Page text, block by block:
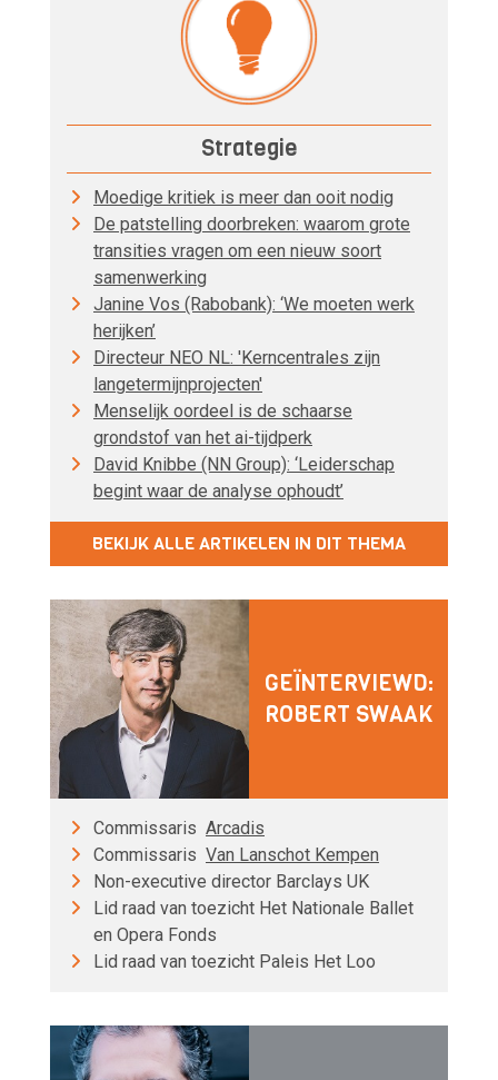
Strategie
Moedige kritiek is meer dan ooit nodig
De patstelling doorbreken: waarom grote
transities vragen om een nieuw soort
samenwerking
Janine Vos (Rabobank): ‘We moeten werk
herijken’
Directeur NEO NL: 'Kerncentrales zijn
langetermijnprojecten'
Menselijk oordeel is de schaarse
grondstof van het ai-tijdperk
David Knibbe (NN Group): ‘Leiderschap
begint waar de analyse ophoudt’
BEKIJK ALLE ARTIKELEN IN DIT THEMA
GEÏNTERVIEWD:
ROBERT SWAAK
Commissaris Arcadis
Commissaris Van Lanschot Kempen
Non-executive director Barclays UK
Lid raad van toezicht Het Nationale Ballet
en Opera Fonds
Lid raad van toezicht Paleis Het Loo